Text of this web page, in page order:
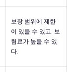
보장 범위에 제한
이 있을 수 있고, 보
험료가 높을 수 있
다.